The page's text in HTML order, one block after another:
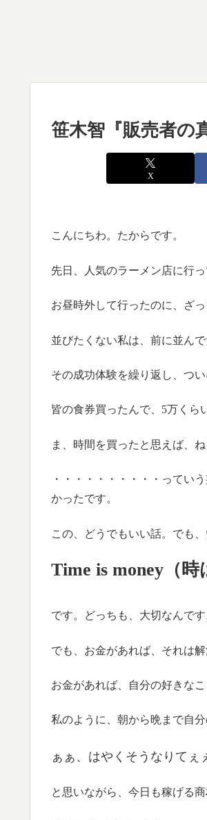
笹木智『販売者の
X
こんにちわ。たからです。
先日、人気のラーメン店に行っ
お昼時外して行ったのに、ざ
並びたくない私は、前に並ん
その成功体験を繰り返し、つ
皆の食券買ったんで、5万くら
ま、時間を買ったと思えば、ね
・・・・・・・・・・ってい
かったです。
この、どうでもいい話。でも、
Time is money（時
です。どっちも、大切なんで
でも、お金があれば、それは解
お金があれば、自分の好きなこ
私のように、朝から晩まで自
ぁぁ、はやくそうなりてぇ
と思いながら、今日も稼げる商